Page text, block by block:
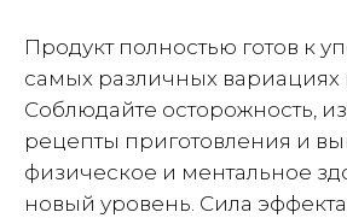
Продукт полностью готов к
самых различных вариациях
Соблюдайте осторожность,
рецепты приготовления и
физическое и ментальное
новый уровень. Сила эффекта